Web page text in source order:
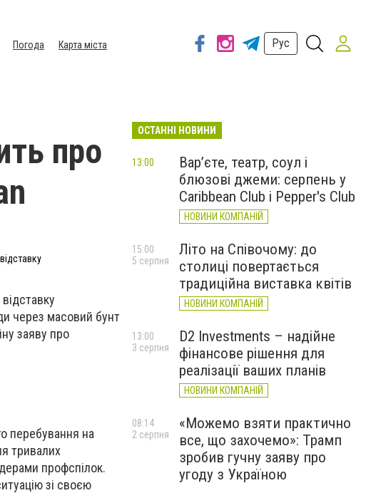
Погода
Карта міста
Рус
про
через масовий бунт
заяву про
перебування на
тривалих
профспілок.
зі своєю
ОСТАННІ НОВИНИ
Вар’єте, театр, соул і
блюзові джеми: серпень у
Caribbean Club і Pepper's Club
НОВИНИ КОМПАНІЙ
13:00
Літо на Співочому: до
столиці повертається
традиційна виставка квітів
НОВИНИ КОМПАНІЙ
15:00
5 серпня
D2 Investments – надійне
фінансове рішення для
реалізації ваших планів
НОВИНИ КОМПАНІЙ
13:00
3 серпня
«Можемо взяти практично
все, що захочемо»: Трамп
зробив гучну заяву про
угоду з Україною
08:14
2 серпня